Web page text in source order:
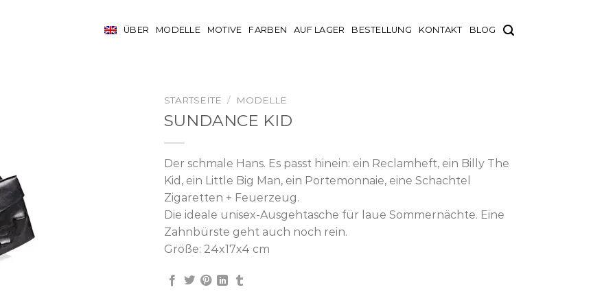
ÜBER MODELLE MOTIVE FARBEN AUF LAGER BESTELLUNG KONTAKT BLOG
STARTSEITE / MODELLE
SUNDANCE KID
Der schmale Hans. Es passt hinein: ein Reclamheft, ein Billy The
Kid, ein Little Big Man, ein Portemonnaie, eine Schachtel
Zigaretten + Feuerzeug.
Die ideale unisex-Ausgehtasche für laue Sommernächte. Eine
Zahnbürste geht auch noch rein.
Größe: 24x17x4 cm